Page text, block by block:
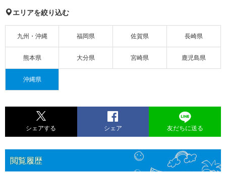
エリアを絞り込む
九州・沖縄 福岡県 佐賀県 長崎県
熊本県 大分県 宮崎県 鹿児島県
沖縄県
シェアする シェア 友だちに送る
閲覧履歴